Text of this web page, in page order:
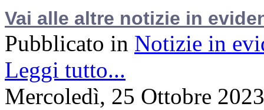
Vai alle altre notizie in
Pubblicato in Notizie in
Leggi tutto...
Mercoledì, 25 Ottobre